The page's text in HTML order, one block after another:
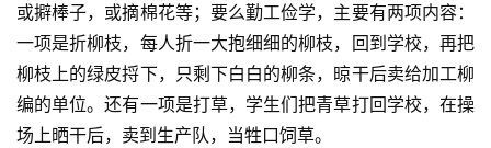
或擗棒子，或摘棉花等；要么勤工俭学，主要有两项内容：
一项是折柳枝，每人折一大抱细细的柳枝，回到学校，再把
柳枝上的绿皮捋下，只剩下白白的柳条，晾干后卖给加工柳
编的单位。还有一项是打草，学生们把青草打回学校，在操
场上晒干后，卖到生产队，当牲口饲草。